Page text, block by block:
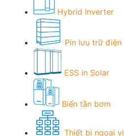
Hybrid Inverter
Pin lưu trữ điện
ESS in Solar
Biến tần bơm
Thiết bị ngoại vi